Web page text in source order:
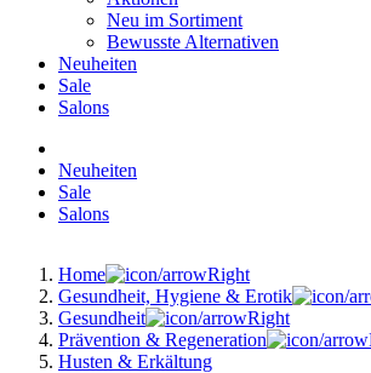
Neu im Sortiment
Bewusste Alternativen
Neuheiten
Sale
Salons
Neuheiten
Sale
Salons
Home
Gesundheit, Hygiene & Erotik
Gesundheit
Prävention & Regeneration
Husten & Erkältung